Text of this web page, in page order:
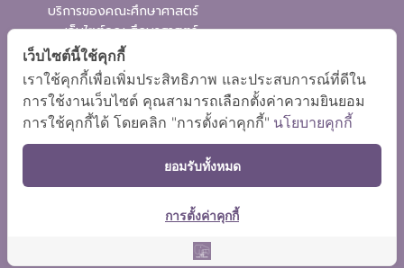
บริการของคณะศึกษาศาสตร์
→ เว็บไซต์คณะศึกษาศาสตร์
→ ระบบจัดการเว็บไซต์
→ ระบบ Admission
→ EDU MIS
→ EDU SIS
เว็บไซต์นี้ใช้คุกกี้
เราใช้คุกกี้เพื่อเพิ่มประสิทธิภาพ และประสบการณ์ที่ดีใน
การใช้งานเว็บไซต์ คุณสามารถเลือกตั้งค่าความยินยอม
การใช้คุกกี้ได้ โดยคลิก "การตั้งค่าคุกกี้" นโยบายคุกกี้
ยอมรับทั้งหมด
การตั้งค่าคุกกี้